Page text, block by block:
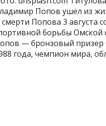
Попов ушел из
Попова 3 августа
борьбы Омской
— бронзовый призер
года, чемпион мира,